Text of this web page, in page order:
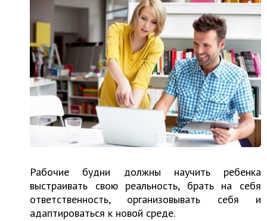
Рабочие будни должны научить ребенка
выстраивать свою реальность, брать на себя
ответственность, организовывать себя и
адаптироваться к новой среде.